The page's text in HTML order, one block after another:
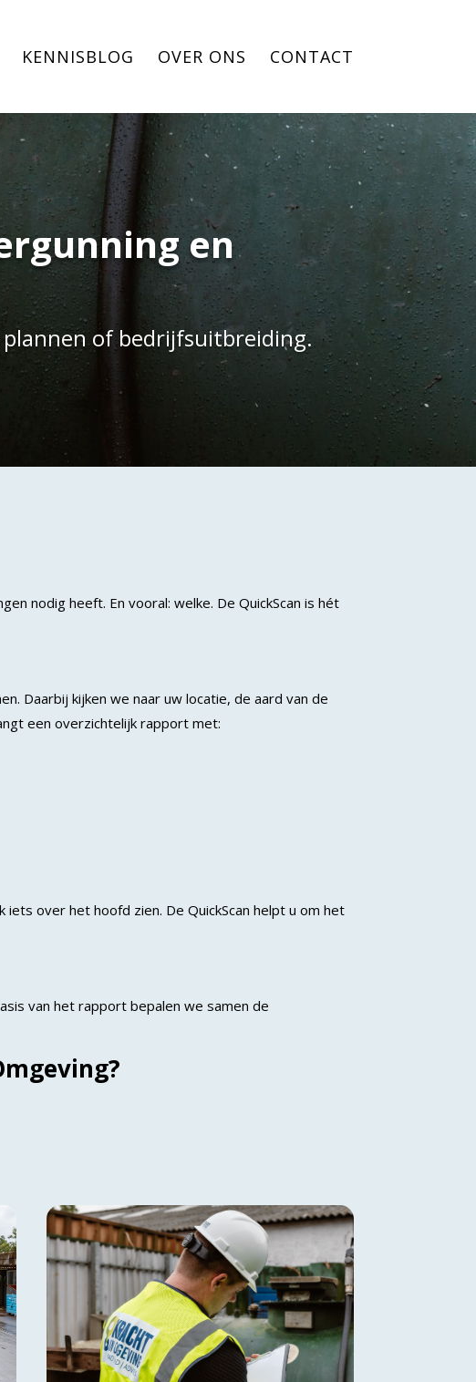
KENNISBLOG OVER ONS CONTACT
en
plannen of bedrijfsuitbreiding.
nodig heeft. En vooral: welke. De QuickScan is hét
Daarbij kijken we naar uw locatie, de aard van de
een overzichtelijk rapport met:
over het hoofd zien. De QuickScan helpt u om het
van het rapport bepalen we samen de